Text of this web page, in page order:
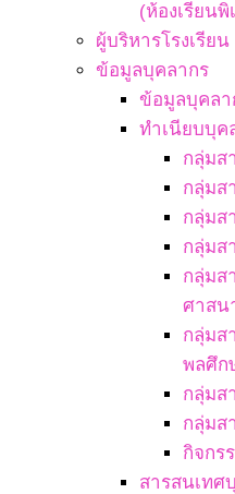
(ห้องเรียนพิ
ผู้บริหารโรงเรียน
ข้อมูลบุคลากร
ข้อมูลบุคลา
ทำเนียบบุค
กลุ่มส
กลุ่มส
กลุ่มส
กลุ่มส
กลุ่มส
ศาสน
กลุ่มส
พลศึก
กลุ่มส
กลุ่มส
กิจกร
สารสนเทศ